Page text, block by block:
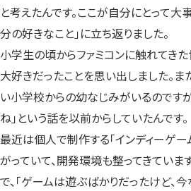
と考えたんです。ここが自分にとって大
分の好きなこと」に立ち返りました。
小学生の頃からファミコンに触れてき
大好きだったことを思い出しました。
い小学校からの幼なじみがいるのです
ね」という話を以前からしていたんです。
最近は個人で制作する「インディーゲー
がっていて、開発環境も整ってきていま
で、「ゲームは遊ぶばかりだったけど、